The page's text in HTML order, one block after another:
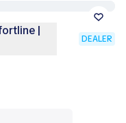
|
DEALER